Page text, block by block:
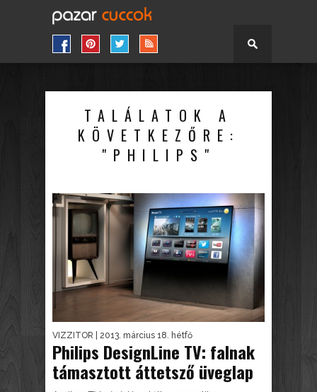
TALÁLATOK A
KÖVETKEZŐRE:
"PHILIPS"
VIZZITOR | 2013. március 18. hétfő
Philips DesignLine TV: falnak
támasztott áttetsző üveglap